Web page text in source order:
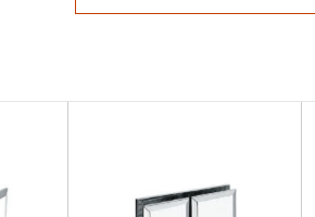
Ø19